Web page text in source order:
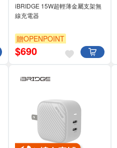
iBRIDGE 15W超輕薄金屬支架無
線充電器
贈OPENPOINT
$690